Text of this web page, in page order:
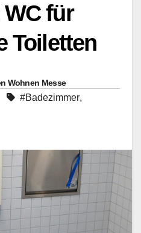
für
Toiletten
Wohnen Messe
#Badezimmer,